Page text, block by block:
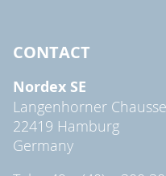
CONTACT
Nordex SE
Langenhorner
22419 Hamburg
Germany